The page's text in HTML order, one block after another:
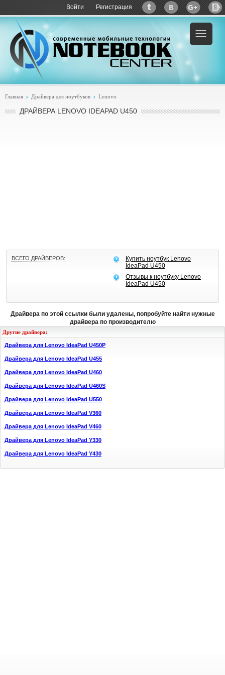
Войти Регистрация
Главная Драйвера для ноутбуков Lenovo
ДРАЙВЕРА LENOVO IDEAPAD U450
ВСЕГО ДРАЙВЕРОВ:
Купить ноутбук Lenovo
IdeaPad U450
Отзывы к ноутбуку Lenovo
IdeaPad U450
Драйвера по этой ссылки были удалены, попробуйте найти нужные
драйвера по производителю
Другие драйвера:
Драйвера для Lenovo IdeaPad U450P
Драйвера для Lenovo IdeaPad U455
Драйвера для Lenovo IdeaPad U460
Драйвера для Lenovo IdeaPad U460S
Драйвера для Lenovo IdeaPad U550
Драйвера для Lenovo IdeaPad V360
Драйвера для Lenovo IdeaPad V460
Драйвера для Lenovo IdeaPad Y330
Драйвера для Lenovo IdeaPad Y430